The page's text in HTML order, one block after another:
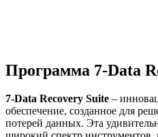
Программа 7-Data
7-Data Recovery Suite –
обеспечение, созданное для
потерей данных. Эта